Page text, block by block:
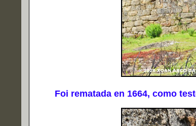
Foi rematada en 1664, como